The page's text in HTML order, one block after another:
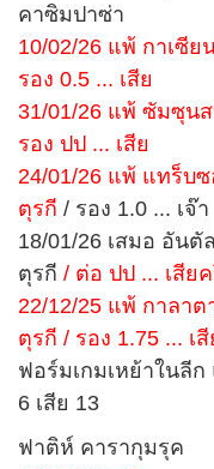
คาซิมปาซ่า
10/02/26 แพ้ กาเซีย
รอง 0.5 ... เสีย
31/01/26 แพ้ ซัมซุน
รอง ปป ... เสีย
24/01/26 แพ้ แทร็บ
ตุรกี / รอง 1.0 ... เจ๊า
18/01/26 เสมอ อันตั
ตุรกี / ต่อ ปป ... เสีย
22/12/25 แพ้ กาลาต
ตุรกี / รอง 1.75 ... เสี
ฟอร์มเกมเหย้าในลี
6 เสีย 13
ฟาติห์ คารากุมรุค